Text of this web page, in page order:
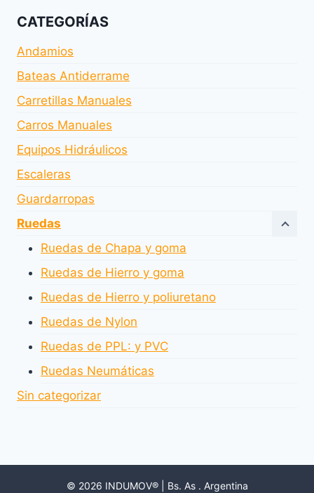
CATEGORÍAS
Andamios
Bateas Antiderrame
Carretillas Manuales
Carros Manuales
Equipos Hidráulicos
Escaleras
Guardarropas
Ruedas
Ruedas de Chapa y goma
Ruedas de Hierro y goma
Ruedas de Hierro y poliuretano
Ruedas de Nylon
Ruedas de PPL: y PVC
Ruedas Neumáticas
Sin categorizar
© 2026 INDUMOV® | Bs. As . Argentina